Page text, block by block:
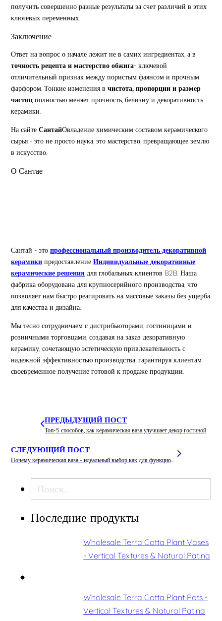
получить совершенно разные результаты за счет различий в этих
ключевых переменных.
Заключение
Ответ на вопрос о начале лежит не в самих ингредиентах, а в
точность рецепта и мастерство обжига- ключевой
отличительный признак между пористым фаянсом и прочным
фарфором. Тонкие изменения вчистота, пропорции и размер
частиц полностью меняет прочность, белизну и декоративность
керамики.
На сайтеСантайОвладение химическим составом керамического
сырья - это не просто наука, это мастерство, превращающее землю
в искусство.
О Сантае
Сантай - этопрофессиональный производитель декоративной
керамики предоставлениеИндивидуальные декоративные
керамические решения для глобальных клиентов B2B. Наша
фабрика оборудована для крупносерийного производства, что
позволяет нам быстро реагировать на массовые заказы без ущерба
для качества и дизайна.
Мы тесно сотрудничаем с дистрибьюторами, гостиницами и
розничными торговцами, создавая на заказ декоративную
керамику, сочетающую эстетическую привлекательность с
надежной эффективностью производства, гарантируя клиентам
своевременное получение готовой к продаже продукции.
ПРЕДЫДУЩИЙ ПОСТ
Топ-5 способов, как керамическая ваза улучшает декор гостиной
СЛЕДУЮЩИЙ ПОСТ
Поиск
Последние продукты
Wholesale Terra Cotta Plant Vases
- Vertical Textures & Natural Patina
Wholesale Terra Cotta Plant Pots -
Vertical Textures & Natural Patina